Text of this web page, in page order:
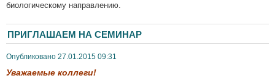
биологическому направлению.
ПРИГЛАШАЕМ НА СЕМИНАР
Опубликовано 27.01.2015 09:31
Уважаемые коллеги!